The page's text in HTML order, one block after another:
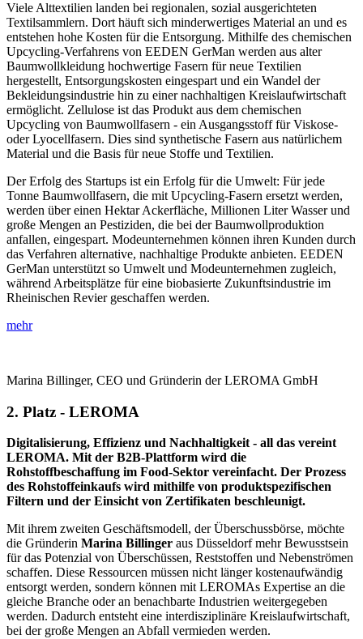
Viele Alttextilien landen bei regionalen, sozial ausgerichteten
Textilsammlern. Dort häuft sich minderwertiges Material an und es
entstehen hohe Kosten für die Entsorgung. Mithilfe des chemischen
Upcycling-Verfahrens von EEDEN GerMan werden aus alter
Baumwollkleidung hochwertige Fasern für neue Textilien
hergestellt, Entsorgungskosten eingespart und ein Wandel der
Bekleidungsindustrie hin zu einer nachhaltigen Kreislaufwirtschaft
ermöglicht. Zellulose ist das Produkt aus dem chemischen
Upcycling von Baumwollfasern - ein Ausgangsstoff für Viskose-
oder Lyocellfasern. Dies sind synthetische Fasern aus natürlichem
Material und die Basis für neue Stoffe und Textilien.
Der Erfolg des Startups ist ein Erfolg für die Umwelt: Für jede
Tonne Baumwollfasern, die mit Upcycling-Fasern ersetzt werden,
werden über einen Hektar Ackerfläche, Millionen Liter Wasser und
große Mengen an Pestiziden, die bei der Baumwollproduktion
anfallen, eingespart. Modeunternehmen können ihren Kunden durch
das Verfahren alternative, nachhaltige Produkte anbieten. EEDEN
GerMan unterstützt so Umwelt und Modeunternehmen zugleich,
während Arbeitsplätze für eine biobasierte Zukunftsindustrie im
Rheinischen Revier geschaffen werden.
mehr
Marina Billinger, CEO und Gründerin der LEROMA GmbH
2. Platz - LEROMA
Digitalisierung, Effizienz und Nachhaltigkeit - all das vereint
LEROMA. Mit der B2B-Plattform wird die
Rohstoffbeschaffung im Food-Sektor vereinfacht. Der Prozess
des Rohstoffeinkaufs wird mithilfe von produktspezifischen
Filtern und der Einsicht von Zertifikaten beschleunigt.
Mit ihrem zweiten Geschäftsmodell, der Überschussbörse, möchte
die Gründerin Marina Billinger aus Düsseldorf mehr Bewusstsein
für das Potenzial von Überschüssen, Reststoffen und Nebenströmen
schaffen. Diese Ressourcen müssen nicht länger kostenaufwändig
entsorgt werden, sondern können mit LEROMAs Expertise an die
gleiche Branche oder an benachbarte Industrien weitergegeben
werden. Dadurch entsteht eine interdisziplinäre Kreislaufwirtschaft,
bei der große Mengen an Abfall vermieden werden.